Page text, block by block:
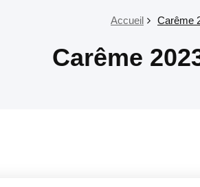
Accueil Carême
Carême